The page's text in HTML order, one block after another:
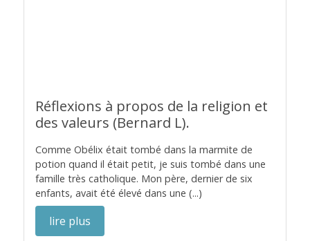
Réflexions à propos de la religion et
des valeurs (Bernard L).
Comme Obélix était tombé dans la marmite de
potion quand il était petit, je suis tombé dans une
famille très catholique. Mon père, dernier de six
enfants, avait été élevé dans une (...)
lire plus